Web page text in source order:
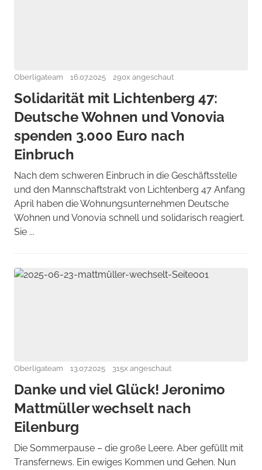
Oberligateam 16.07.2025 290x angeschaut
Solidarität mit Lichtenberg 47:
Deutsche Wohnen und Vonovia
spenden 3.000 Euro nach
Einbruch
Nach dem schweren Einbruch in die Geschäftsstelle
und den Mannschaftstrakt von Lichtenberg 47 Anfang
April haben die Wohnungsunternehmen Deutsche
Wohnen und Vonovia schnell und solidarisch reagiert.
Sie ...
Oberligateam 13.07.2025 315x angeschaut
Danke und viel Glück! Jeronimo
Mattmüller wechselt nach
Eilenburg
Die Sommerpause – die große Leere. Aber gefüllt mit
Transfernews. Ein ewiges Kommen und Gehen. Nun